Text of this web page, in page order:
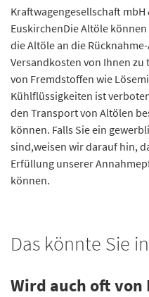
Kraftwagengesellschaft mbH
EuskirchenDie Altöle
die Altöle an die
Versandkosten von Ihnen
von Fremdstoffen wie
Kühlflüssigkeiten ist
den Transport von Altölen
können. Falls Sie ein
sind,weisen wir darauf hin,
Erfüllung unserer
können.
Das könnte Sie
Wird auch oft von